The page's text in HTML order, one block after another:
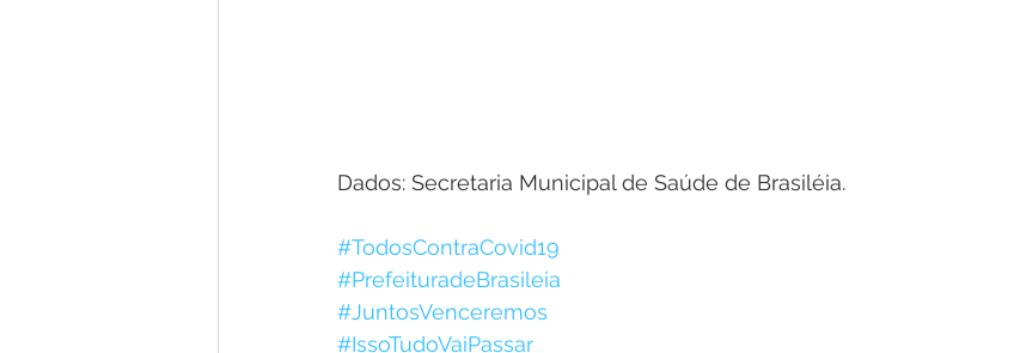
Dados: Secretaria Municipal de Saúde de Brasiléia.
#TodosContraCovid19
#PrefeituradeBrasileia
#JuntosVenceremos
#IssoTudoVaiPassar